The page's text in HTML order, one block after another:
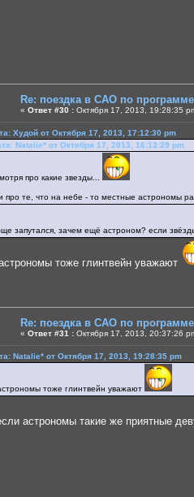
Re: поездка в САО по
« Ответ #30 : Октября 17, 2013, 19:28:35
Худой от Октября 17, 2013, 17:12:30 pm
Natalie* от Октября 17, 2013, 16:13:29 pm
про какие звезды...
про те, что на небе - то местные астрономы
запутался, зачем ещё астроном? если
тоже глинтвейн уважают
Re: поездка в САО по
« Ответ #31 : Октября 17, 2013, 20:37:26
Natalie* от Октября 17, 2013, 19:28:35 pm
тоже глинтвейн уважают
астрономы такие же приятные